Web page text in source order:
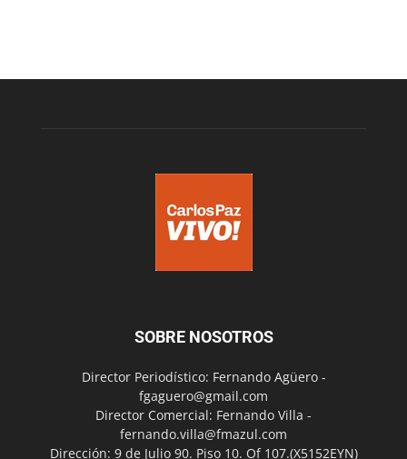
SOBRE NOSOTROS
Director Periodístico: Fernando Agüero -
fgaguero@gmail.com
Director Comercial: Fernando Villa -
fernando.villa@fmazul.com
Dirección: 9 de Julio 90. Piso 10. Of 107.(X5152EYN)